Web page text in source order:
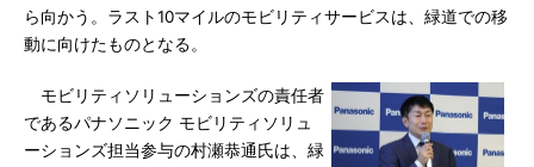
ら向かう。ラスト10マイルのモビリティサービスは、緑道での移
動に向けたものとなる。
モビリティソリューションズの責任者
であるパナソニック モビリティソリュ
ーションズ担当参与の村瀬恭通氏は、緑